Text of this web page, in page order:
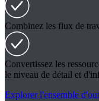
Combinez les flux de
Convertissez les
le niveau de détail et
Explorer l'ensemble